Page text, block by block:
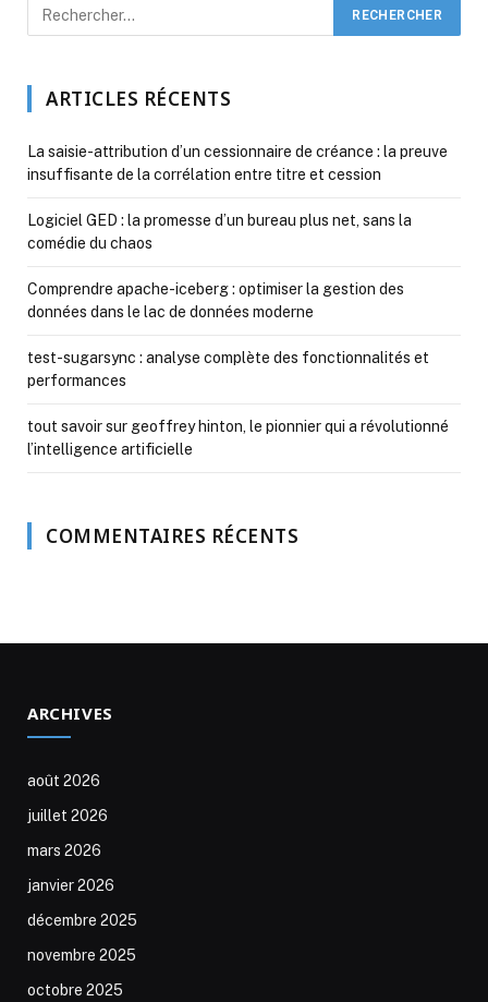
ARTICLES RÉCENTS
La saisie-attribution d’un cessionnaire de créance : la preuve
insuffisante de la corrélation entre titre et cession
Logiciel GED : la promesse d’un bureau plus net, sans la
comédie du chaos
Comprendre apache-iceberg : optimiser la gestion des
données dans le lac de données moderne
test-sugarsync : analyse complète des fonctionnalités et
performances
tout savoir sur geoffrey hinton, le pionnier qui a révolutionné
l’intelligence artificielle
COMMENTAIRES RÉCENTS
ARCHIVES
août 2026
juillet 2026
mars 2026
janvier 2026
décembre 2025
novembre 2025
octobre 2025